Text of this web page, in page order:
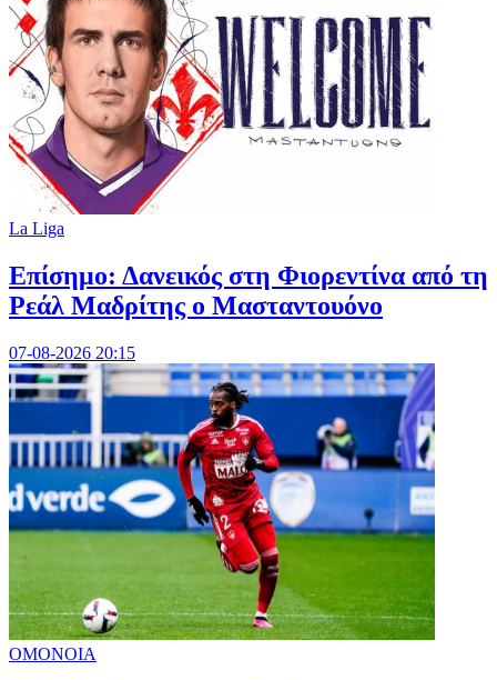
La Liga
Επίσημο: Δανεικός στη Φιορεντίνα από τη
Ρεάλ Μαδρίτης ο Μασταντουόνο
07-08-2026 20:15
ΟΜΟΝΟΙΑ